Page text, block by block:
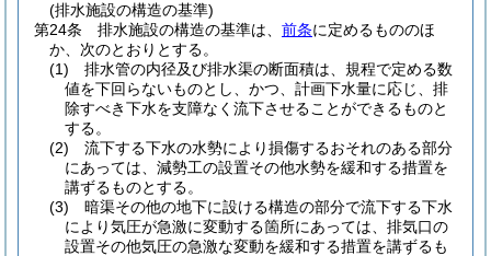
(排水施設の構造の基準)
第24条
排水施設の構造の基準は、 前条に定めるもののほ
か、次のとおりとする。
(1)
排水管の内径及び排水渠の断面積は、規程で定める数
値を下回らないものとし、かつ、計画下水量に応じ、排
除すべき下水を支障なく流下させることができるものと
する。
(2)
流下する下水の水勢により損傷するおそれのある部分
にあっては、減勢工の設置その他水勢を緩和する措置を
講ずるものとする。
(3)
暗渠その他の地下に設ける構造の部分で流下する下水
により気圧が急激に変動する箇所にあっては、排気口の
設置その他気圧の急激な変動を緩和する措置を講ずるも